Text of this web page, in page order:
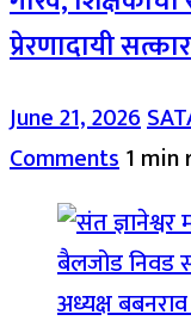
प्रेरणादायी
June 21, 2026
Comments1 min